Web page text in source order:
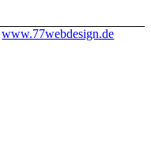
www.77webdesign.de